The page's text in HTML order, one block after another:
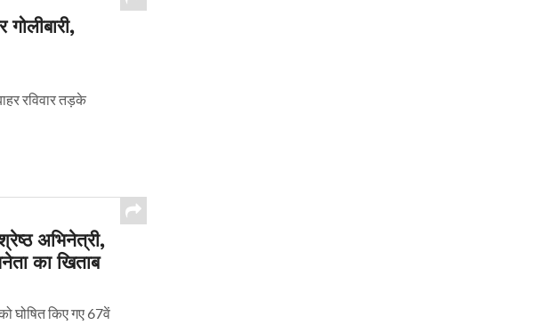
रविवार तड़के
अभिनेत्री,
का खिताब
घोषित किए गए 67वें